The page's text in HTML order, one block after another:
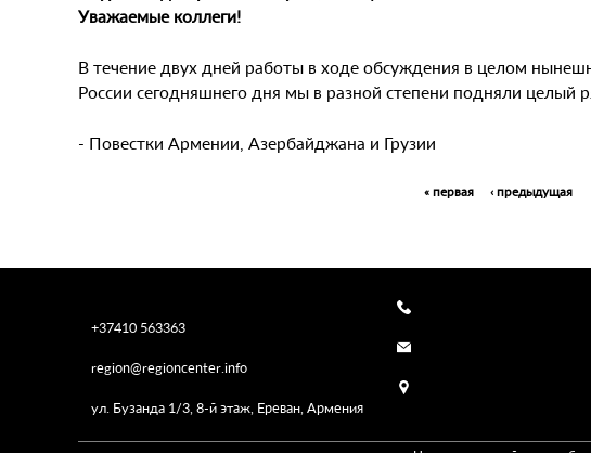
Уважаемые коллеги!
В течение двух дней работы в ходе обсуждения в целом
России сегодняшнего дня мы в разной степени подняли целый
- Повестки Армении, Азербайджана и Грузии
« первая ‹ предыдущая
+37410 563363
region@regioncenter.info
ул. Бузанда 1/3, 8-й этаж, Ереван, Армения